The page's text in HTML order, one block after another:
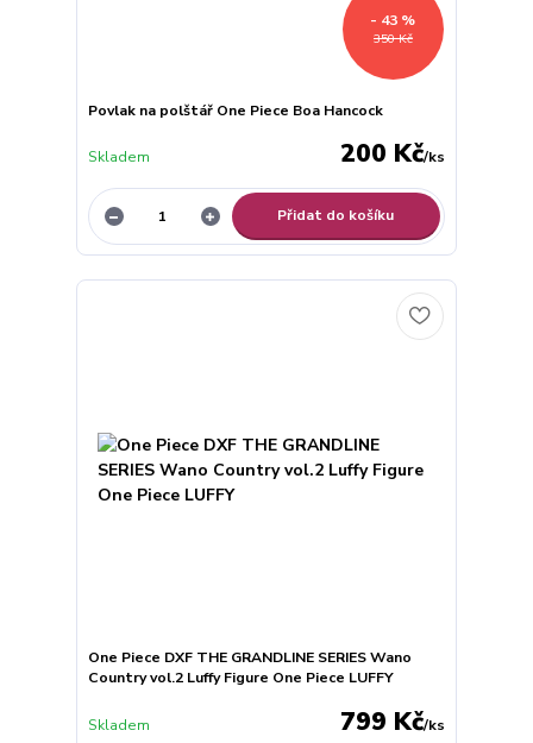
350 Kč
- 43 %
Povlak na polštář One Piece Boa Hancock
200 Kč/ks
Skladem
Přidat do košíku
One Piece DXF THE GRANDLINE SERIES Wano
Country vol.2 Luffy Figure One Piece LUFFY
799 Kč/ks
Skladem